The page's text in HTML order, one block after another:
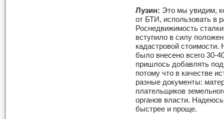
Лузин: Это мы увидим,
от БТИ, использовать в
Роснедвижимость
вступило в силу
кадастровой
было внесено всего 30-
пришлось добавлять
потому что в качестве
разные документы:
плательщиков
органов власти.
быстрее и проще.